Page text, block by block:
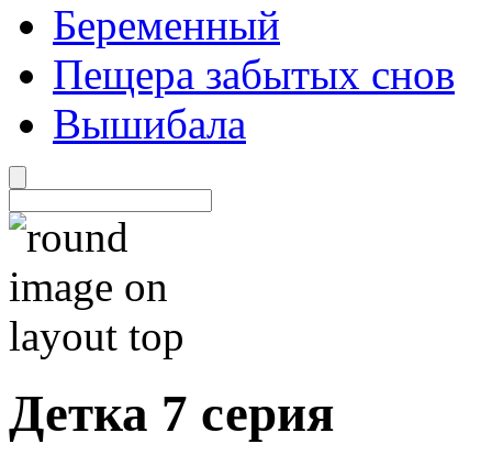
Беременный
Пещера забытых снов
Вышибала
Детка 7 серия